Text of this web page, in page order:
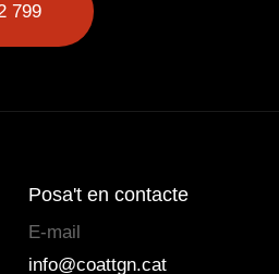
799
Posa't en contacte
E-mail
info@coattgn.cat